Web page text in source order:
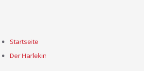
Startseite
Der Harlekin